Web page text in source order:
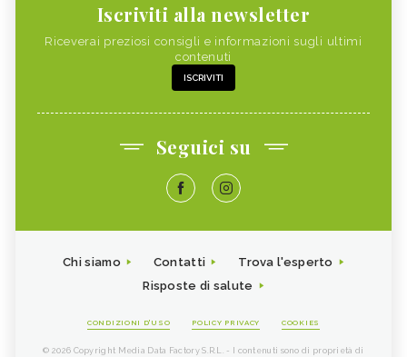
Iscriviti alla newsletter
Riceverai preziosi consigli e informazioni sugli ultimi
contenuti
ISCRIVITI
Seguici su
Chi siamo Contatti
Trova l'esperto
Risposte di salute
CONDIZIONI D'USO POLICY PRIVACY COOKIES
© 2026 Copyright Media Data Factory S.R.L. - I contenuti sono di proprietà di